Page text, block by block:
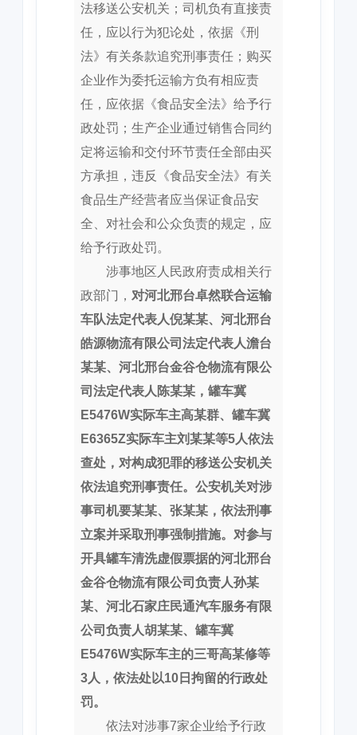
法移送公安机关；司机负有直接责
任，应以行为犯论处，依据《刑
法》有关条款追究刑事责任；购买
企业作为委托运输方负有相应责
任，应依据《食品安全法》给予行
政处罚；生产企业通过销售合同约
定将运输和交付环节责任全部由买
方承担，违反《食品安全法》有关
食品生产经营者应当保证食品安
全、对社会和公众负责的规定，应
给予行政处罚。
涉事地区人民政府责成相关行
政部门， 对河北邢台卓然联合运输
车队法定代表人倪某某、河北邢台
皓源物流有限公司法定代表人澹台
某某、河北邢台金谷仓物流有限公
司法定代表人陈某某，罐车冀
E5476W实际车主高某群、罐车冀
E6365Z实际车主刘某某等5人依法
查处，对构成犯罪的移送公安机关
依法追究刑事责任。公安机关对涉
事司机要某某、张某某，依法刑事
立案并采取刑事强制措施。对参与
开具罐车清洗虚假票据的河北邢台
金谷仓物流有限公司负责人孙某
某、河北石家庄民通汽车服务有限
公司负责人胡某某、罐车冀
E5476W实际车主的三哥高某修等
3人，依法处以10日拘留的行政处
罚。
依法对涉事7家企业给予行政